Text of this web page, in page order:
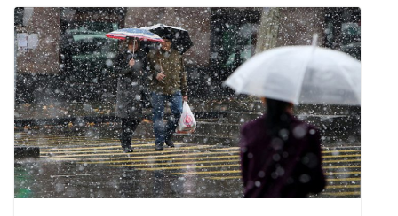
o
o
k
a
m
A
p
p
dI
n